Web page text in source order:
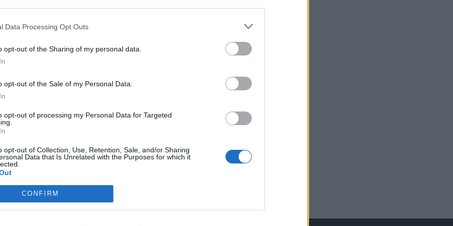
Data Processing Opt Outs
opt-out of the Sharing of my personal data.
opt-out of the Sale of my Personal Data.
opt-out of processing my Personal Data for Targeted
opt-out of Collection, Use, Retention, Sale, and/or Sharing
Data that Is Unrelated with the Purposes for which it
CONFIRM
cikkarchívum
elmúlt 2 év napon belüli
VAGY?